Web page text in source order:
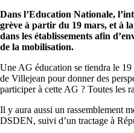
Dans l’Education Nationale,
grève à partir du 19 mars, et à la
dans les établissements afin
de la mobilisation.
Une AG éducation se tiendra le
de Villejean pour donner des
participer à cette AG ? Toutes les
Il y aura aussi un rassemblement
DSDEN, suivi d’un tractage à